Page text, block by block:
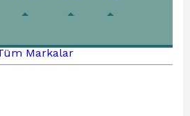
Markalar